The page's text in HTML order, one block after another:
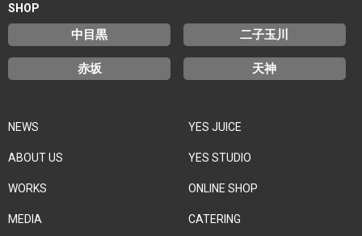
NEWS
ABOUT US
WORKS
MEDIA
YES JUICE
YES STUDIO
ONLINE SHOP
CATERING
SHOP
中目黒 二子玉川
赤坂 天神